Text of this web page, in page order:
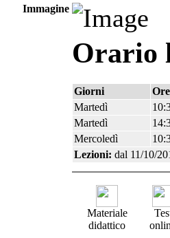
Immagine
Orario
Giorni
Ore
Martedì
Martedì
Mercoledì
Lezioni: dal 11/10/
Materiale
didattico